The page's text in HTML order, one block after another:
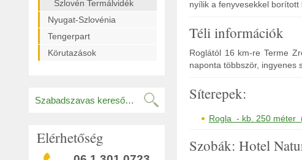
Szlovén Termálvidék
Nyugat-Szlovénia
Tengerpart
Körutazások
Elérhetőség
nyílik a fenyvesekkel borított
Téli információk
Roglától 16 km-re Terme
naponta többször, ingyenes
Síterepek:
Rogla - kb. 250 méter
Szobák: Hotel